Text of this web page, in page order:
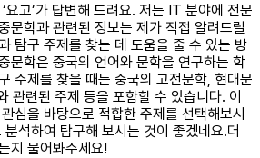
요고’가 답변해 드려요. 저는 IT 분야에 전문
문학과 관련된 정보는 제가 직접 알려드릴
탐구 주제를 찾는 데 도움을 줄 수 있는 방
문학은 중국의 언어와 문학을 연구하는 학
주제를 찾을 때는 중국의 고전문학, 현대문
관련된 주제 등을 포함할 수 있습니다. 이
심을 바탕으로 적합한 주제를 선택해보시
석하여 탐구해 보시는 것이 좋겠네요.더
지 물어봐주세요!